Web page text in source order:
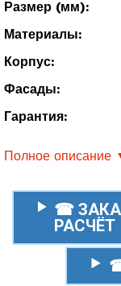
Размер (мм):
Материалы:
Корпус:
Фасады:
Гарантия:
Полное описание
☎
РАСЧЁТ